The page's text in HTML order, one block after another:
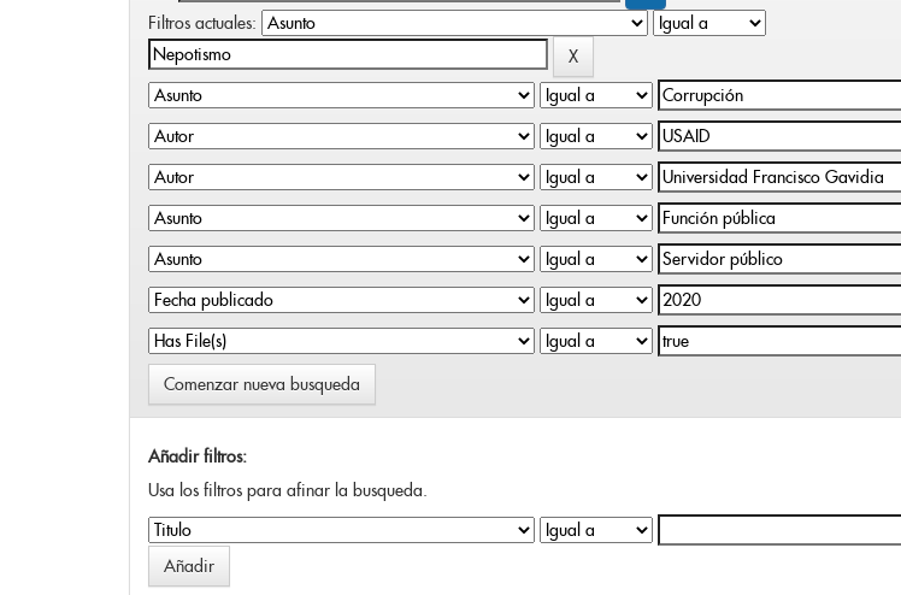
Filtros actuales:
Comenzar nueva busqueda
Añadir filtros:
Usa los filtros para afinar la busqueda.